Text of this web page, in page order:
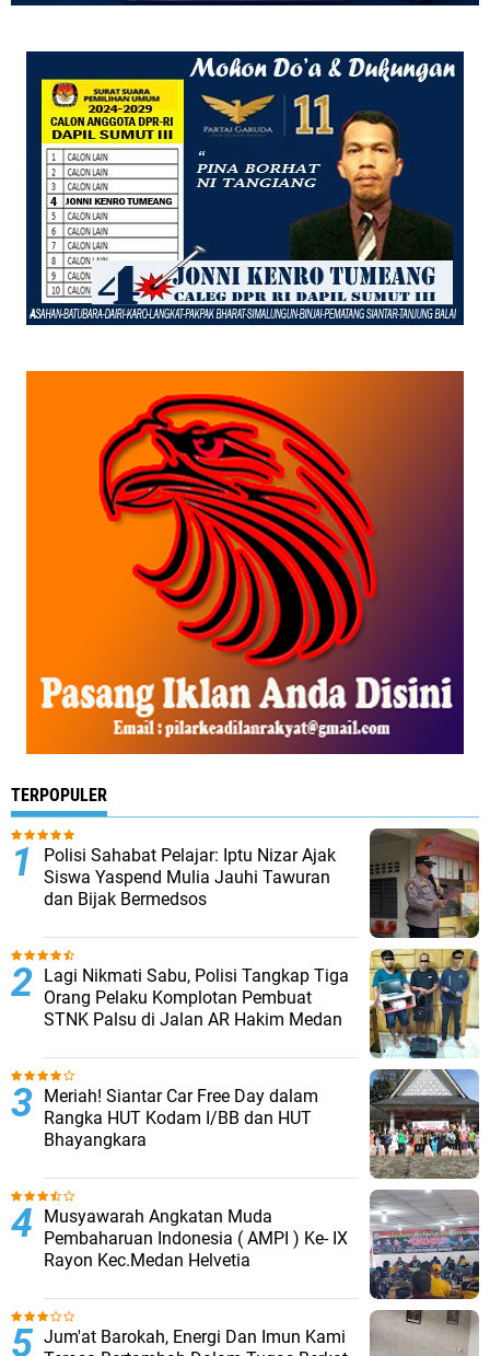
TERPOPULER
Polisi Sahabat Pelajar: Iptu Nizar Ajak
Siswa Yaspend Mulia Jauhi Tawuran
dan Bijak Bermedsos
Lagi Nikmati Sabu, Polisi Tangkap Tiga
Orang Pelaku Komplotan Pembuat
STNK Palsu di Jalan AR Hakim Medan
Meriah! Siantar Car Free Day dalam
Rangka HUT Kodam I/BB dan HUT
Bhayangkara
Musyawarah Angkatan Muda
Pembaharuan Indonesia ( AMPI ) Ke- IX
Rayon Kec.Medan Helvetia
Jum'at Barokah, Energi Dan Imun Kami